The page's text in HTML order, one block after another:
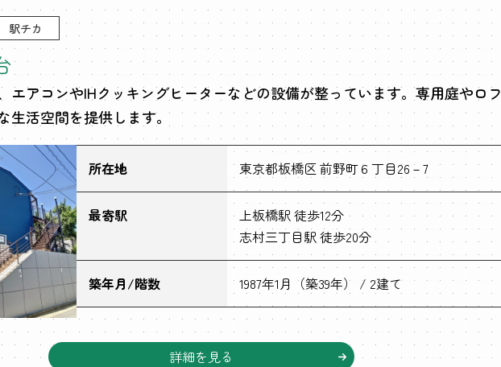
駅チカ
エアコンやIHクッキングヒーターなどの設備が整っています。専用庭やロフ
生活空間を提供します。
所在地 東京都板橋区 前野町６丁目26－7
最寄駅
上板橋駅 徒歩12分
志村三丁目駅 徒歩20分
築年月/階数 1987年1月（築39年） / 2建て
詳細を見る